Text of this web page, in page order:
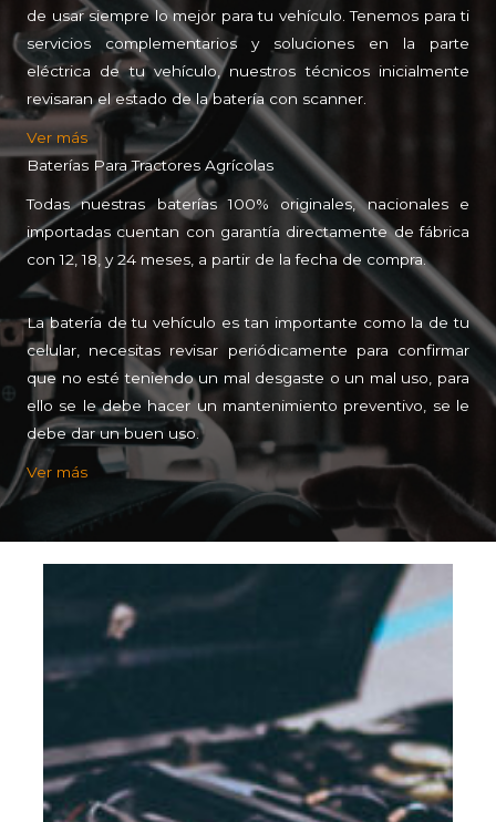
de usar siempre lo mejor para tu vehículo.Tenemos para ti
servicios complementarios y soluciones en la parte
eléctrica de tu vehículo, nuestros técnicos inicialmente
revisaran el estado de la batería con scanner.
Ver más
Baterías Para Tractores Agrícolas
Todas nuestras baterías 100% originales, nacionales e
importadas cuentan con garantía directamente de fábrica
con 12, 18, y 24 meses, a partir de la fecha de compra.
La batería de tu vehículo es tan importante como la de tu
celular, necesitas revisar periódicamente para confirmar
que no esté teniendo un mal desgaste o un mal uso, para
ello se le debe hacer un mantenimiento preventivo, se le
debe dar un buen uso.
Ver más